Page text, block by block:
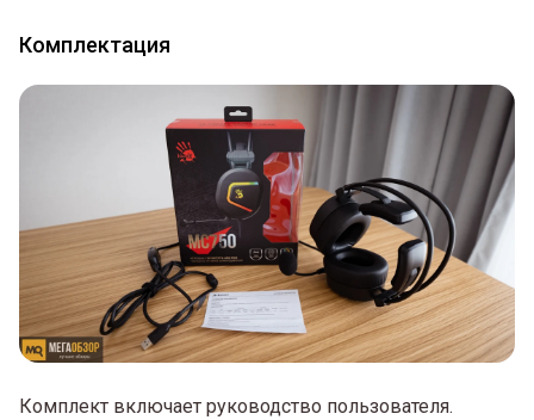
Комплектация
Комплект включает руководство пользователя.